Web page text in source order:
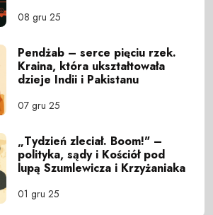
08 gru 25
Pendżab – serce pięciu rzek.
Kraina, która ukształtowała
dzieje Indii i Pakistanu
07 gru 25
„Tydzień zleciał. Boom!" –
polityka, sądy i Kościół pod
lupą Szumlewicza i Krzyżaniaka
01 gru 25